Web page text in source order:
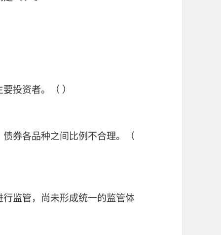
投资者。（ ）
券各品种之间比例不合理。（
监管，尚未形成统一的监管体